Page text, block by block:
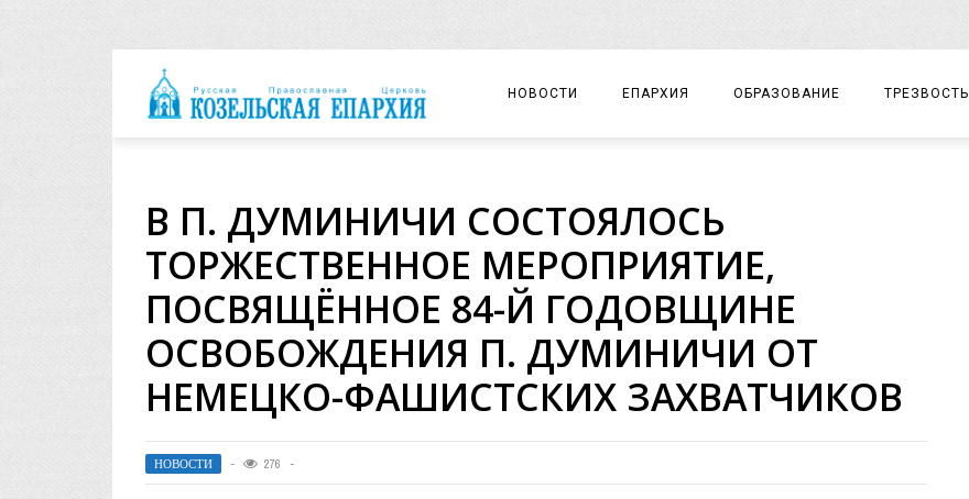
НОВОСТИ ЕПАРХИЯ
ЕПАРХИАЛЬНОЕ УПРАВЛЕНИЕ
ДОКУМЕНТЫ
ЕПАРХИАЛЬНЫЕ ОТДЕЛЫ
ДУХОВЕНСТВО
БЛАГОЧИНИЯ
ХРАМЫ И МОНАСТЫРИ
МАТЕРИАЛЫ
ОБРАЗОВАНИЕ
ДЕТСКИЙ ТУРИЗМ
ТРЕЗВОСТЬ
В П. ДУМИНИЧИ СОСТОЯЛОСЬ
ТОРЖЕСТВЕННОЕ МЕРОПРИЯТИЕ,
ПОСВЯЩЁННОЕ 84-Й ГОДОВЩИНЕ
ОСВОБОЖДЕНИЯ П. ДУМИНИЧИ ОТ
НЕМЕЦКО-ФАШИСТСКИХ ЗАХВАТЧИКОВ
НОВОСТИ 276